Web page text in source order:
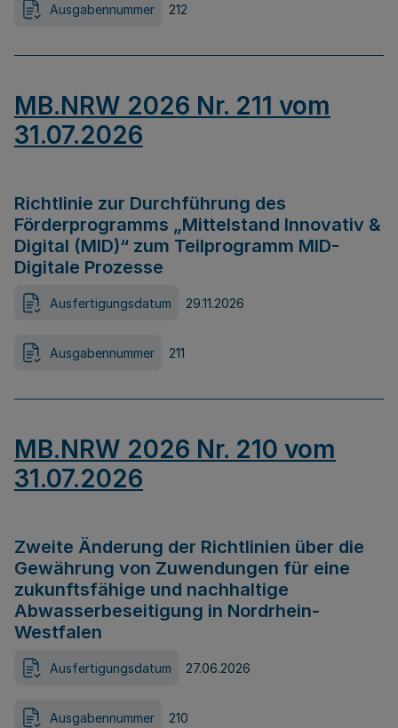
Ausgabennummer 212
MB.NRW 2026 Nr. 211 vom
31.07.2026
Richtlinie zur Durchführung des
Förderprogramms „Mittelstand Innovativ &
Digital (MID)“ zum Teilprogramm MID-
Digitale Prozesse
Ausfertigungsdatum 29.11.2026
Ausgabennummer 211
MB.NRW 2026 Nr. 210 vom
31.07.2026
Zweite Änderung der Richtlinien über die
Gewährung von Zuwendungen für eine
zukunftsfähige und nachhaltige
Abwasserbeseitigung in Nordrhein-
Westfalen
Ausfertigungsdatum 27.06.2026
Ausgabennummer 210